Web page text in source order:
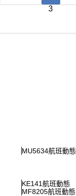
3
MU5634航班動態
KE141航班動態
MF8205航班動態